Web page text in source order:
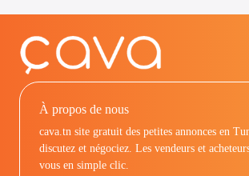
À propos de nous
cava.tn site gratuit des petites annonces en
discutez et négociez. Les vendeurs et
vous en simple clic.